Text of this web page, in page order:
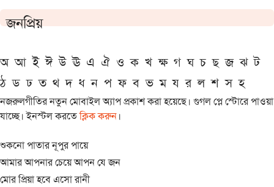
জনপ্রিয়
অ আ ই ঈ উ ঊ এ ঐ ও ক খ ক্ষ গ ঘ চ ছ জ ঝ ট
ঠ ড ঢ ত থ দ ধ ন প ফ ব ভ ম য র ল শ স হ
নজরুলগীতির নতুন মোবাইল অ্যাপ প্রকাশ করা হয়েছে। গুগল প্লে স্টোরে পাওয়া
যাচ্ছে। ইনস্টল করতেক্লিক করুন।
শুকনো পাতার নূপুর পায়ে
আমার আপনার চেয়ে আপন যে জন
মোর প্রিয়া হবে এসো রানী